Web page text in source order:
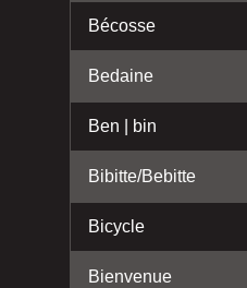
Bécosse
Bedaine
Ben | bin
Bibitte/Bebitte
Bicycle
Bienvenue